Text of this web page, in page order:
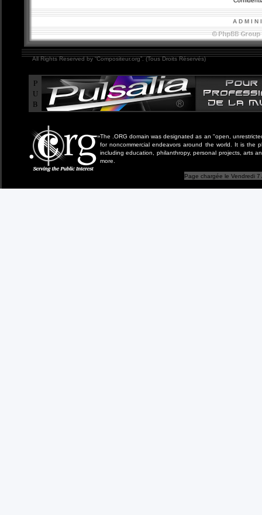
A D M I N
All Rights Reserved by “Compositeur.org”. (Tous Droits Réservés)
P
U
B
The .ORG domain was designated as an "open,
for noncommercial endeavors around the world. It is the
including education, philanthropy, personal projects, arts
more.
Page chargée le Vendredi